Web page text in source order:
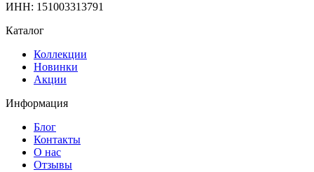
ИНН: 151003313791
Каталог
Коллекции
Новинки
Акции
Информация
Блог
Контакты
О нас
Отзывы